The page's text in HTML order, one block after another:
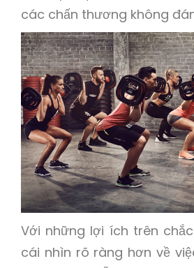
các chấn thương không
Với những lợi ích trên
cái nhìn rõ ràng hơn về